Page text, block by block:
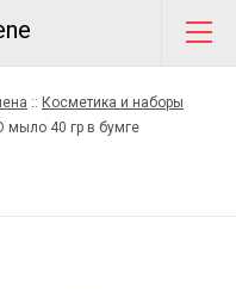
:: Косметика и наборы
мыло 40 гр в бумге